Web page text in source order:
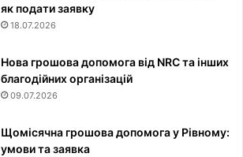
як подати заявку
18.07.2026
Нова грошова допомога від NRC та інших
благодійних організацій
09.07.2026
Щомісячна грошова допомога у Рівному:
умови та заявка